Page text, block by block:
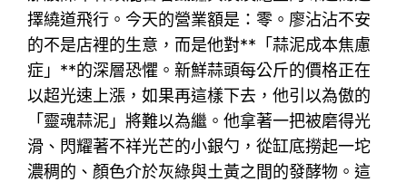
擇繞道飛行。今天的營業額是：零。廖沾沾不安
的不是店裡的生意，而是他對**「蒜泥成本焦慮
症」**的深層恐懼。新鮮蒜頭每公斤的價格正在
以超光速上漲，如果再這樣下去，他引以為傲的
「靈魂蒜泥」將難以為繼。他拿著一把被磨得光
滑、閃耀著不祥光芒的小銀勺，從缸底撈起一坨
濃稠的、顏色介於灰綠與土黃之間的發酵物。這